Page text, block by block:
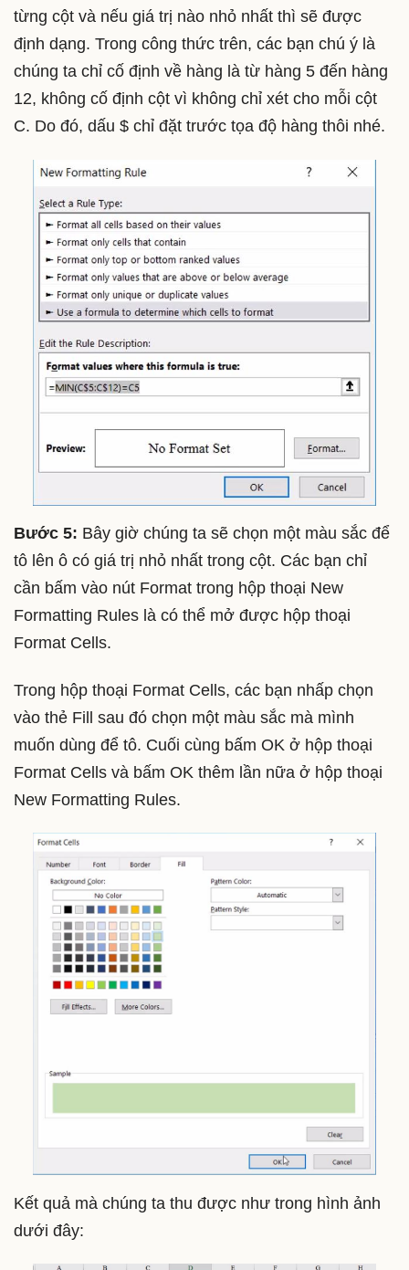
từng cột và nếu giá trị nào nhỏ nhất thì sẽ được
định dạng. Trong công thức trên, các bạn chú ý là
chúng ta chỉ cố định về hàng là từ hàng 5 đến hàng
12, không cố định cột vì không chỉ xét cho mỗi cột
C. Do đó, dấu $ chỉ đặt trước tọa độ hàng thôi nhé.
Bước 5: Bây giờ chúng ta sẽ chọn một màu sắc để
tô lên ô có giá trị nhỏ nhất trong cột. Các bạn chỉ
cần bấm vào nút Format trong hộp thoại New
Formatting Rules là có thể mở được hộp thoại
Format Cells.
Trong hộp thoại Format Cells, các bạn nhấp chọn
vào thẻ Fill sau đó chọn một màu sắc mà mình
muốn dùng để tô. Cuối cùng bấm OK ở hộp thoại
Format Cells và bấm OK thêm lần nữa ở hộp thoại
New Formatting Rules.
Kết quả mà chúng ta thu được như trong hình ảnh
dưới đây: